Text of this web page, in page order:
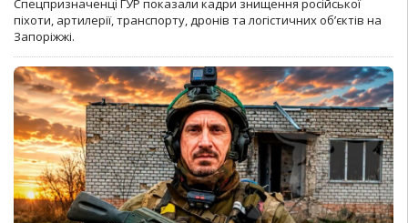
Спецпризначенці ГУР показали кадри знищення російської
піхоти, артилерії, транспорту, дронів та логістичних об’єктів на
Запоріжжі.